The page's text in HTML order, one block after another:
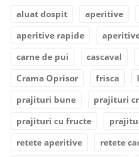
aluat dospit aperitive
aperitive rapide
carne de pui
cascaval
Crama Oprisor
frisca
prajituri bune
prajituri
prajituri cu fructe
retete aperitive
retete